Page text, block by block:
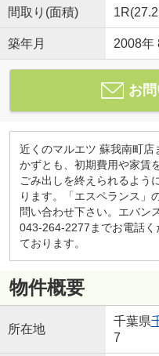
間取り(面積)
築年月 2008年
お
近くのマルエツ 蘇我南町
かずとも、初期費用や家賃
ごみ出しを終えられるよう
ります。「エスペランス」
問い合わせ下さい。エバ
043-264-2277までお電話
ております。
物件概要
所在地
千葉県
7